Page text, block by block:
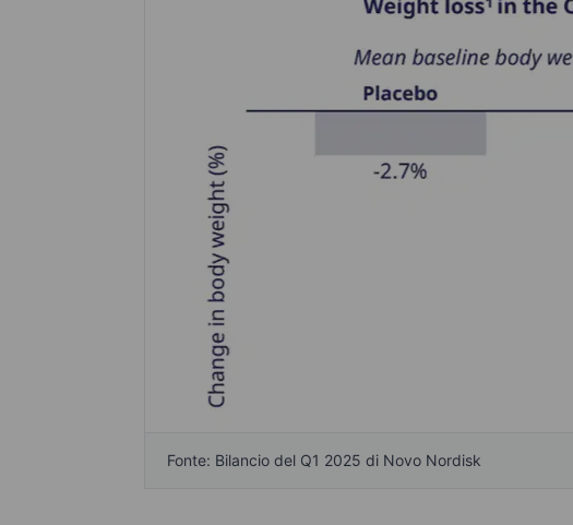
Fonte: Bilancio del Q1 2025 di Novo Nordisk